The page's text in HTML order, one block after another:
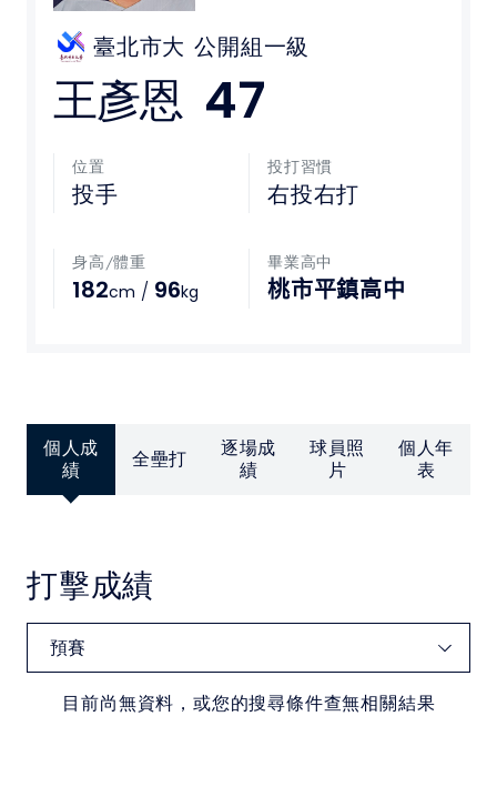
下載專區
聯絡我們
POLICY
隱私權政策
網站使用條款
中華民國大專院校體育總會
臺北市大 公開組一級
王彥恩 47
位置
投手
投打習慣
右投右打
身高/體重
182cm / 96kg
畢業高中
桃市平鎮高中
個人成
績
全壘打
逐場成
績
球員照
片
個人年
表
打擊成績
目前尚無資料，或您的搜尋條件查無相關結果